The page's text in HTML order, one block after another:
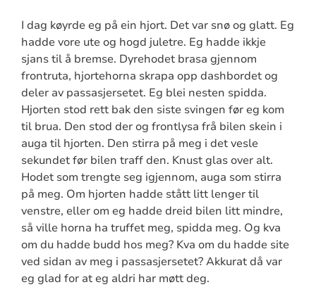
I dag køyrde eg på ein hjort. Det var snø og glatt. Eg
hadde vore ute og hogd juletre. Eg hadde ikkje
sjans til å bremse. Dyrehodet brasa gjennom
frontruta, hjortehorna skrapa opp dashbordet og
deler av passasjersetet. Eg blei nesten spidda.
Hjorten stod rett bak den siste svingen før eg kom
til brua. Den stod der og frontlysa frå bilen skein i
auga til hjorten. Den stirra på meg i det vesle
sekundet før bilen traff den. Knust glas over alt.
Hodet som trengte seg igjennom, auga som stirra
på meg. Om hjorten hadde stått litt lenger til
venstre, eller om eg hadde dreid bilen litt mindre,
så ville horna ha truffet meg, spidda meg. Og kva
om du hadde budd hos meg? Kva om du hadde site
ved sidan av meg i passasjersetet? Akkurat då var
eg glad for at eg aldri har møtt deg.